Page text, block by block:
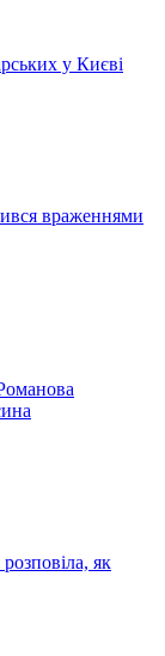
у Києві
враженнями
як